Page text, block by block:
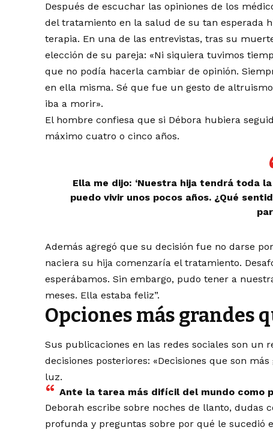
Después de escuchar las opiniones de los
del tratamiento en la salud de su tan esperada
terapia. En una de las entrevistas, tras su
elección de su pareja: «Ni siquiera tuvimos
que no podía hacerla cambiar de opinión.
en ella misma. Sé que fue un gesto de
iba a morir».
El hombre confiesa que si Débora hubiera
máximo cuatro o cinco años.
Ella me dijo: ‘Nuestra hija tendrá toda
puedo vivir unos pocos años. ¿Qué
Además agregó que su decisión fue no darse
naciera su hija comenzaría el tratamiento.
esperábamos. Sin embargo, pudo tener a
meses. Ella estaba feliz”.
Opciones más grandes
Sus publicaciones en las redes sociales son
decisiones posteriores: «Decisiones que son
luz.
Ante la tarea más difícil del mundo como
Deborah escribe sobre noches de llanto, dudas
profunda y preguntas sobre por qué le sucedió